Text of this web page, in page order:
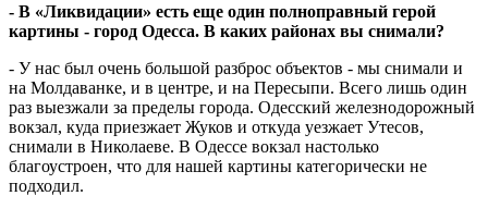
- В «Ликвидации» есть еще один полноправный герой
картины - город Одесса. В каких районах вы снимали?
- У нас был очень большой разброс объектов - мы снимали и
на Молдаванке, и в центре, и на Пересыпи. Всего лишь один
раз выезжали за пределы города. Одесский железнодорожный
вокзал, куда приезжает Жуков и откуда уезжает Утесов,
снимали в Николаеве. В Одессе вокзал настолько
благоустроен, что для нашей картины категорически не
подходил.